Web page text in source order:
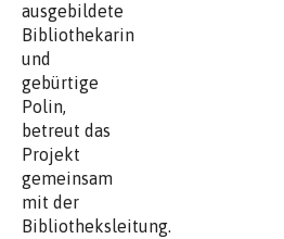
ausgebildete
Bibliothekarin
und
gebürtige
Polin,
betreut das
Projekt
gemeinsam
mit der
Bibliotheksleitung.